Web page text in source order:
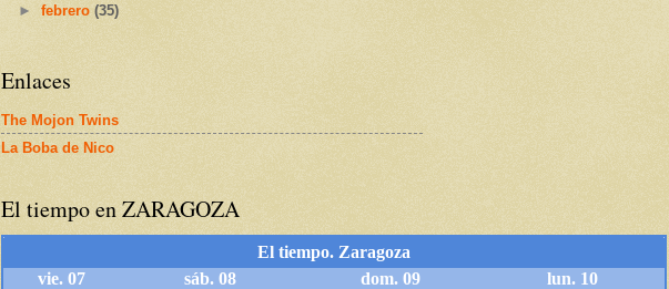
►febrero(35)
Enlaces
The Mojon Twins
La Boba de Nico
El tiempo en ZARAGOZA